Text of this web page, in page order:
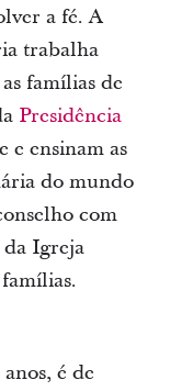
a fé. A
trabalha
famílias de
Presidência
e ensinam as
do mundo
com
Igreja
é de